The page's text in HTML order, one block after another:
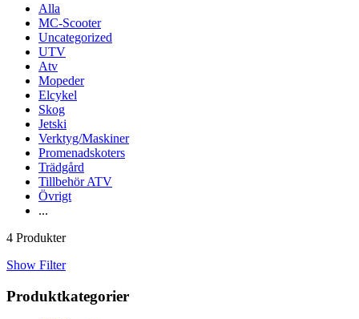
Alla
MC-Scooter
Uncategorized
UTV
Atv
Mopeder
Elcykel
Skog
Jetski
Verktyg/Maskiner
Promenadskoters
Trädgård
Tillbehör ATV
Övrigt
...
4 Produkter
Show Filter
Produktkategorier